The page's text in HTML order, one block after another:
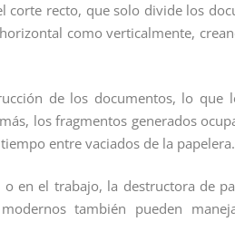
corte recto, que solo divide los
como verticalmente,
de los documentos, lo que
los fragmentos generados
entre vaciados de la papelera.
en el trabajo, la destructora de
también pueden